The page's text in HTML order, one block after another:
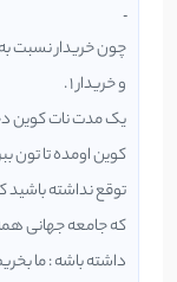
ـ
و خریدار ۱ .
یک مدت نات کوین
کوین اومده تا تون
توقع نداشته باشید
که جامعه جهانی
داشته باشه : ما